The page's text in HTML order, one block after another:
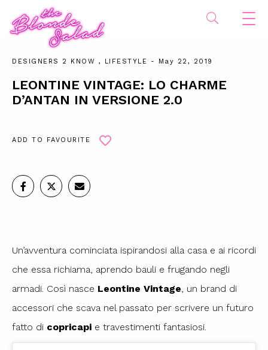
DESIGNERS 2 KNOW , LIFESTYLE - May 22, 2019
LEONTINE VINTAGE: LO CHARME
D’ANTAN IN VERSIONE 2.0
ADD TO FAVOURITE
Un’avventura cominciata ispirandosi alla casa e ai ricordi
che essa richiama, aprendo bauli e frugando negli
armadi. Così nasce Leontine Vintage, un brand di
accessori che scava nel passato per scrivere un futuro
fatto di copricapi e travestimenti fantasiosi.